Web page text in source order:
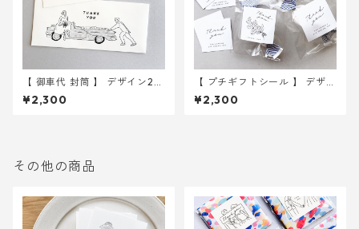
【 御車代 封筒 】 デザイン2種
入り 10枚セット ｜ 結婚式
ウェディング
¥2,300
【 プチギフトシール 】 デザイ
ン 3種入り 30枚 ｜ 結婚式
ウェディング
¥2,300
その他の商品